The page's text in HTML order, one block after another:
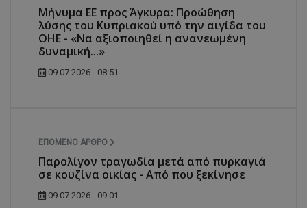
Μήνυμα ΕΕ προς Άγκυρα: Προώθηση
λύσης του Κυπριακού υπό την αιγίδα του
ΟΗΕ - «Να αξιοποιηθεί η ανανεωμένη
δυναμική...»
09.07.2026 - 08:51
ΕΠΌΜΕΝΟ ΆΡΘΡΟ
Παρολίγον τραγωδία μετά από πυρκαγιά
σε κουζίνα οικίας - Από που ξεκίνησε
09.07.2026 - 09:01